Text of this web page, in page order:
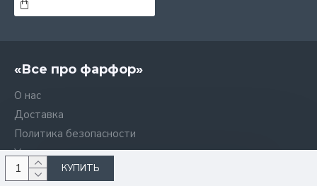
КУПИТЬ
«Все про фарфор»
О нас
Доставка
Политика безопасности
Условия заказа
Контакты